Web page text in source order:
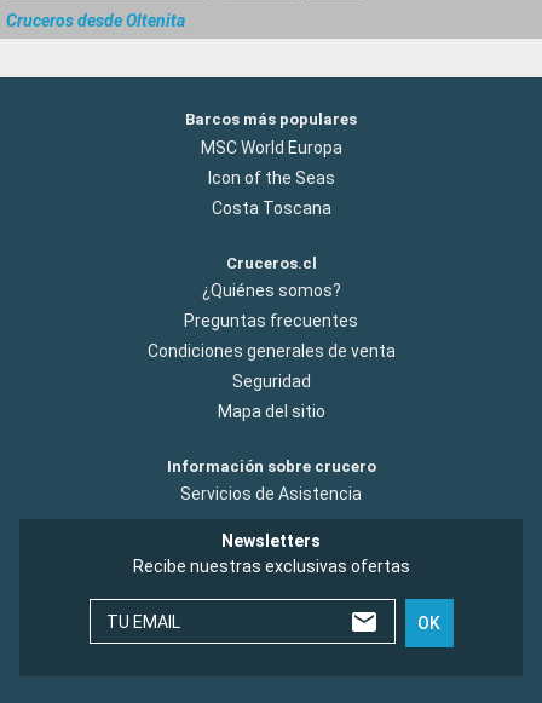
Cruceros desde Oltenita
Barcos más populares
MSC World Europa
Icon of the Seas
Costa Toscana
Cruceros.cl
¿Quiénes somos?
Preguntas frecuentes
Condiciones generales de venta
Seguridad
Mapa del sitio
Información sobre crucero
Servicios de Asistencia
Newsletters
Recibe nuestras exclusivas ofertas
TU EMAIL OK